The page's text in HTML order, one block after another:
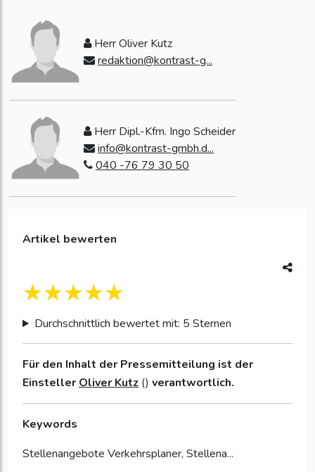
Herr Oliver Kutz
redaktion@kontrast-g...
Herr Dipl.-Kfm. Ingo Scheider
info@kontrast-gmbh.d...
040 -76 79 30 50
Artikel bewerten
Durchschnittlich bewertet mit: 5 Sternen
Für den Inhalt der Pressemitteilung ist der
Einsteller Oliver Kutz () verantwortlich.
Keywords
Stellenangebote Verkehrsplaner, Stellena...